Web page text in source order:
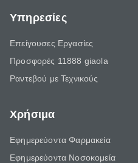
Υπηρεσίες
Επείγουσες Εργασίες
Προσφορές 11888 giaola
Ραντεβού με Τεχνικούς
Χρήσιμα
Εφημερεύοντα Φαρμακεία
Εφημερεύοντα Νοσοκομεία